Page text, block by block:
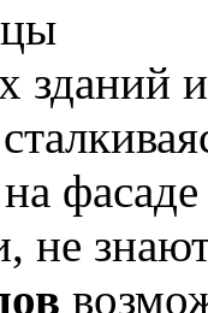
зданий и
фасаде
не